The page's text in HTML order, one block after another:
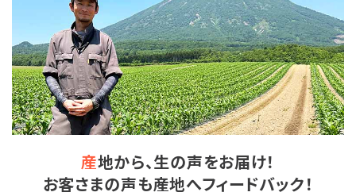
ポイントについて
よくあるご質問
産地から、生の声をお届け！
お客さまの声も産地へフィードバック！